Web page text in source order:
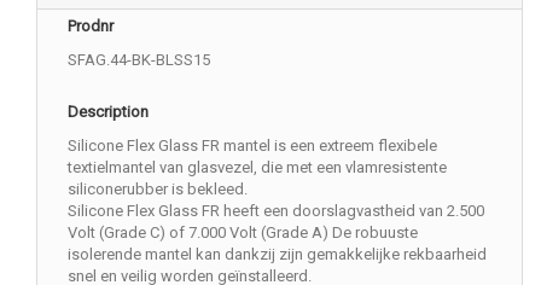
Prodnr
SFAG.44-BK-BLSS15
Description
Silicone Flex Glass FR mantel is een extreem flexibele
textielmantel van glasvezel, die met een vlamresistente
siliconerubber is bekleed.
Silicone Flex Glass FR heeft een doorslagvastheid van 2.500
Volt (Grade C) of 7.000 Volt (Grade A) De robuuste
isolerende mantel kan dankzij zijn gemakkelijke rekbaarheid
snel en veilig worden geïnstalleerd.